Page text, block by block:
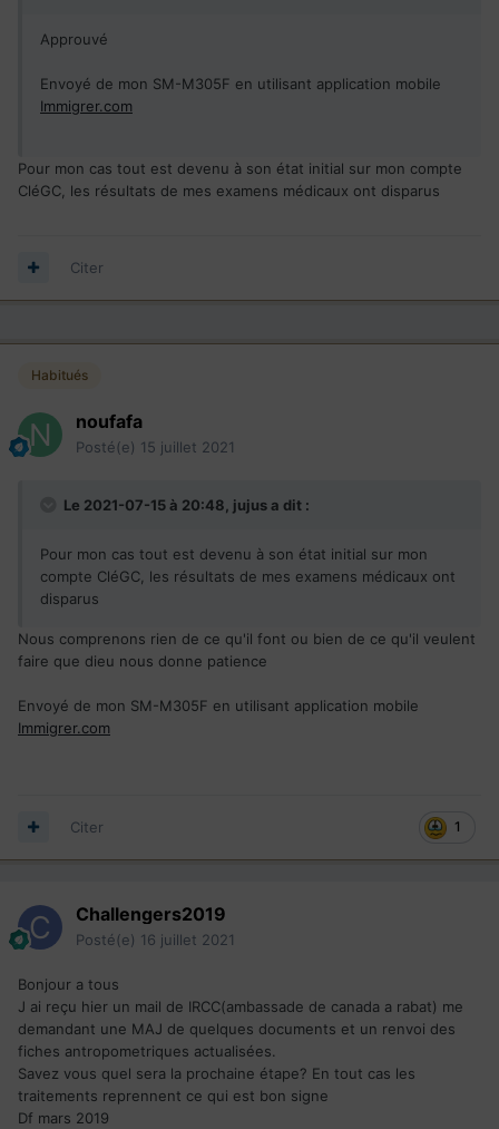
Approuvé
Envoyé de mon SM-M305F en utilisant application mobile
Immigrer.com
Pour mon cas tout est devenu à son état initial sur mon compte
CléGC, les résultats de mes examens médicaux ont disparus
Citer
Habitués
noufafa
Posté(e) 15 juillet 2021
Le 2021-07-15 à 20:48, jujusa dit :
Pour mon cas tout est devenu à son état initial sur mon
compte CléGC, les résultats de mes examens médicaux ont
disparus
Nous comprenons rien de ce qu'il font ou bien de ce qu'il veulent
faire que dieu nous donne patience
Envoyé de mon SM-M305F en utilisant application mobile
Immigrer.com
1
Citer
Challengers2019
Posté(e) 16 juillet 2021
Bonjour a tous
J ai reçu hier un mail de IRCC(ambassade de canada a rabat) me
demandant une MAJ de quelques documents et un renvoi des
fiches antropometriques actualisées.
Savez vous quel sera la prochaine étape? En tout cas les
traitements reprennent ce qui est bon signe
Df mars 2019